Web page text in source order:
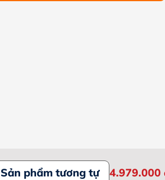
Sản phẩm tương tự 4.979.000